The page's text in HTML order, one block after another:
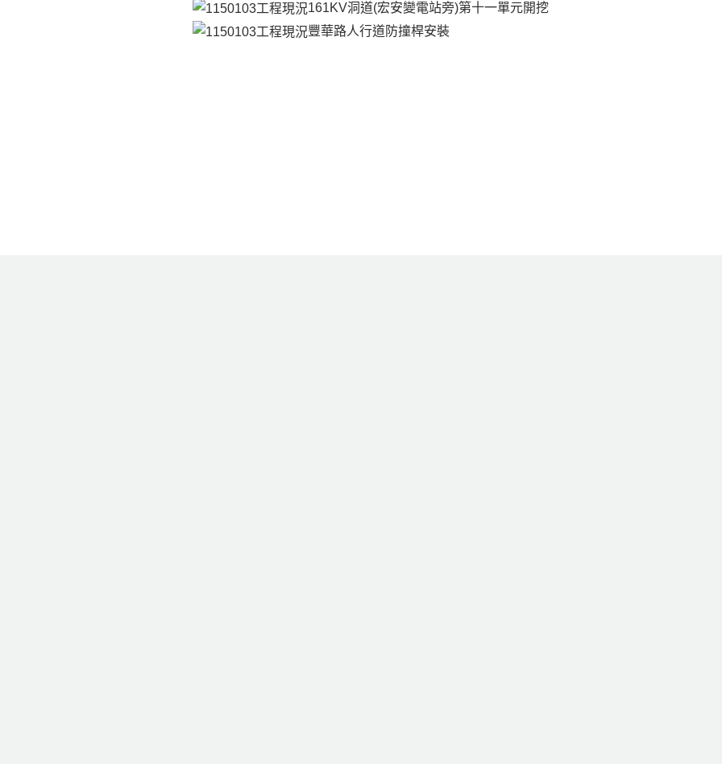
161KV洞道(宏安變電站旁)第十一單元開挖
豐華路人行道防撞桿安裝